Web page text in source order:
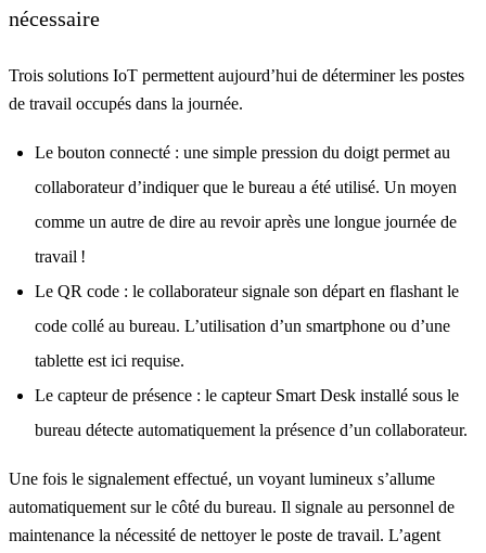
nécessaire
Trois solutions IoT permettent aujourd’hui de déterminer les postes
de travail occupés dans la journée.
Le bouton connecté : une simple pression du doigt permet au
collaborateur d’indiquer que le bureau a été utilisé. Un moyen
comme un autre de dire au revoir après une longue journée de
travail !
Le QR code : le collaborateur signale son départ en flashant le
code collé au bureau. L’utilisation d’un smartphone ou d’une
tablette est ici requise.
Le capteur de présence : le capteur Smart Desk installé sous le
bureau détecte automatiquement la présence d’un collaborateur.
Une fois le signalement effectué, un voyant lumineux s’allume
automatiquement sur le côté du bureau. Il signale au personnel de
maintenance la nécessité de nettoyer le poste de travail. L’agent